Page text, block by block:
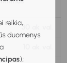
reikia,
duomenys
);
30